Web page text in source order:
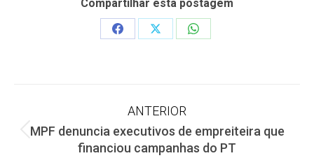
Compartilhar esta postagem
Share
Share
Share
Navegação
de
ANTERIOR
Post
anterior:
MPF denuncia executivos de empreiteira que
financiou campanhas do PT